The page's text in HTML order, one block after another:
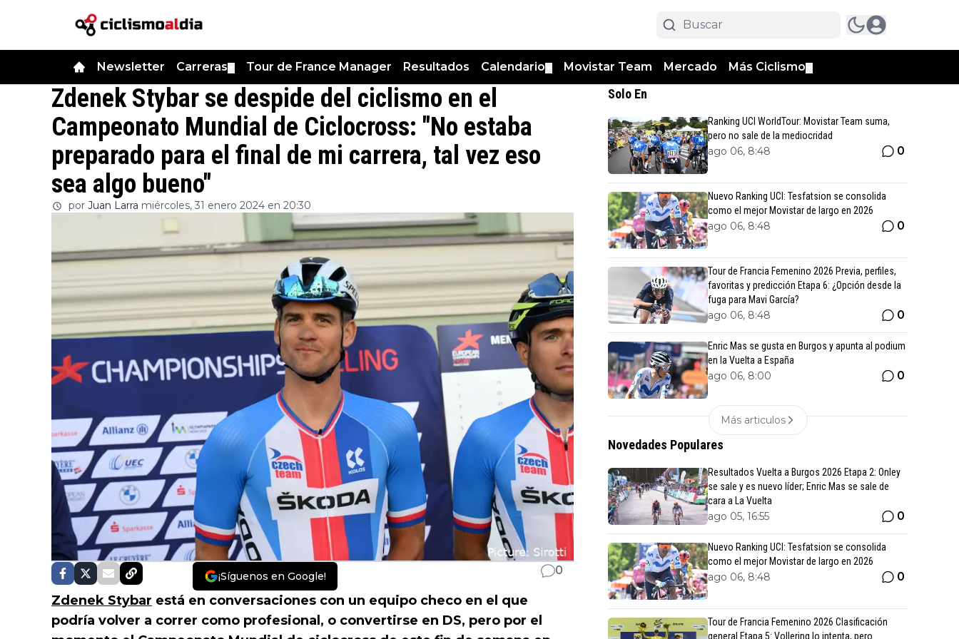
Newsletter Carreras Tour de France Manager Resultados Calendario Movistar Team Mercado Más Ciclismo
Zdenek Stybar se despide del ciclismo en el
Campeonato Mundial de Ciclocross: "No estaba
preparado para el final de mi carrera, tal vez eso
sea algo bueno"
por Juan Larra miércoles, 31 enero 2024 en 20:30
¡Síguenos en Google! 0
Zdenek Stybar está en conversaciones con un equipo checo en el que
podría volver a correr como profesional, o convertirse en DS, pero por el
Solo En
Ranking UCI WorldTour: Movistar Team suma,
pero no sale de la mediocridad
ago 06, 8:48 0
Nuevo Ranking UCI: Tesfatsion se consolida
como el mejor Movistar de largo en 2026
ago 06, 8:48 0
Tour de Francia Femenino 2026 Previa, perfiles,
favoritas y predicción Etapa 6: ¿Opción desde la
fuga para Mavi García?
ago 06, 8:48 0
Enric Mas se gusta en Burgos y apunta al podium
en la Vuelta a España
ago 06, 8:00 0
Más articulos
Novedades Populares
Resultados Vuelta a Burgos 2026 Etapa 2: Onley
se sale y es nuevo líder; Enric Mas se sale de
cara a La Vuelta
ago 05, 16:55 0
Nuevo Ranking UCI: Tesfatsion se consolida
como el mejor Movistar de largo en 2026
ago 06, 8:48 0
Tour de Francia Femenino 2026 Clasificación
general Etapa 5: Vollering lo intenta, pero